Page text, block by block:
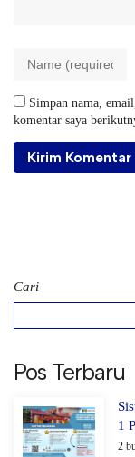
Simpan nama,
komentar saya
Cari
Pos Terbaru
1
2